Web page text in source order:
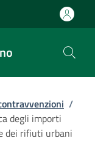
/
degli importi
dei rifiuti urbani